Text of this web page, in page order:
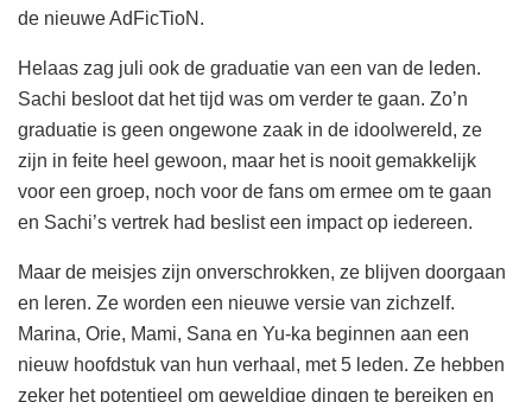
de nieuwe AdFicTioN.
Helaas zag juli ook de graduatie van een van de leden.
Sachi besloot dat het tijd was om verder te gaan. Zo’n
graduatie is geen ongewone zaak in de idoolwereld, ze
zijn in feite heel gewoon, maar het is nooit gemakkelijk
voor een groep, noch voor de fans om ermee om te gaan
en Sachi’s vertrek had beslist een impact op iedereen.
Maar de meisjes zijn onverschrokken, ze blijven doorgaan
en leren. Ze worden een nieuwe versie van zichzelf.
Marina, Orie, Mami, Sana en Yu-ka beginnen aan een
nieuw hoofdstuk van hun verhaal, met 5 leden. Ze hebben
zeker het potentieel om geweldige dingen te bereiken en